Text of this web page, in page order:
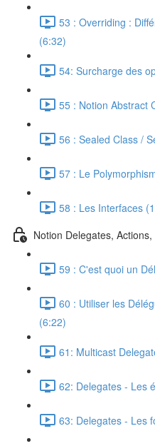
53 : Overriding :
(6:32)
54: Surcharge des
55 : Notion Abstract
56 : Sealed Class /
57 : Le
58 : Les Interfaces
Notion Delegates,
59 : C'est quoi un
60 : Utiliser les
(6:22)
61: Multicast
62: Delegates - Les
63: Delegates - Les